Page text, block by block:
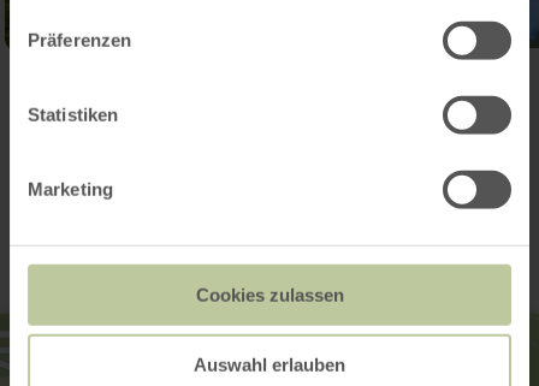
Präferenzen
Statistiken
Marketing
Cookies zulassen
Auswahl erlauben
Contact